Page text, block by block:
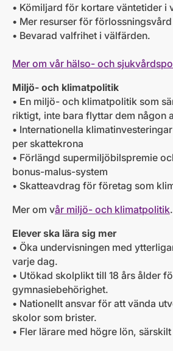
• Kömiljard för kortare väntetider i
• Mer resurser för
• Bevarad valfrihet i välfärden.
Mer om vår hälso- och
Miljö- och klimatpolitik
• En miljö- och klimatpolitik som
riktigt, inte bara flyttar dem någon
• Internationella
per skattekrona
• Förlängd supermiljöbilspremie
bonus-malus-system
• Skatteavdrag för företag som
Mer om vår miljö- och klimatpolitik.
Elever ska lära sig mer
• Öka undervisningen med
varje dag.
• Utökad skolplikt till 18 års ålder
gymnasiebehörighet.
• Nationellt ansvar för att vända
skolor som brister.
• Fler lärare med högre lön,